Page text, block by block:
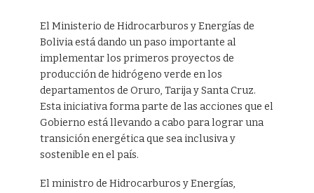
El Ministerio de Hidrocarburos y Energías de
Bolivia está dando un paso importante al
implementar los primeros proyectos de
producción de hidrógeno verde en los
departamentos de Oruro, Tarija y Santa Cruz.
Esta iniciativa forma parte de las acciones que el
Gobierno está llevando a cabo para lograr una
transición energética que sea inclusiva y
sostenible en el país.
El ministro de Hidrocarburos y Energías,